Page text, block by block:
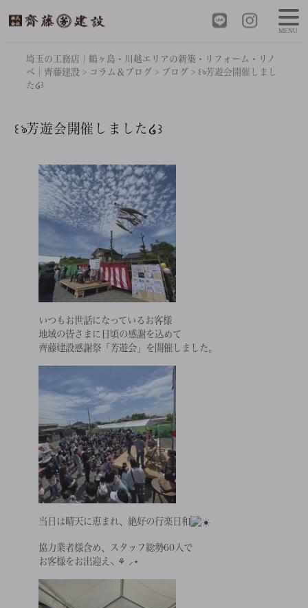
埼玉の工務店｜鶴ヶ島・川越エリアの新築・リフォーム・リノ
ベ｜齊藤建設 > コラム＆ブログ > ブログ > ꒰ঌ芳遊会開催しまし
た໒꒱
꒰ঌ芳遊会開催しました໒꒱
いつもお世話になっているお客様
地域の皆さまに日頃の感謝を込めて
齊藤建設感謝祭「芳遊会」を開催しました。
当日は晴天に恵まれ、絶好の行楽日和
協力業者様含め、スタッフ総勢60人で
お客様をお出迎え‪⸜ ⚘ ⸝⋆
MENU